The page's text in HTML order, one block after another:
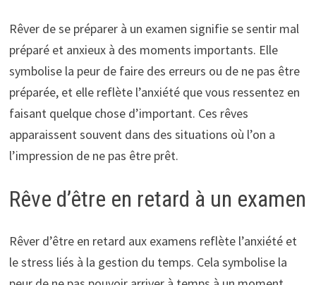
Rêver de se préparer à un examen signifie se sentir mal
préparé et anxieux à des moments importants. Elle
symbolise la peur de faire des erreurs ou de ne pas être
préparée, et elle reflète l’anxiété que vous ressentez en
faisant quelque chose d’important. Ces rêves
apparaissent souvent dans des situations où l’on a
l’impression de ne pas être prêt.
Rêve d’être en retard à un examen
Rêver d’être en retard aux examens reflète l’anxiété et
le stress liés à la gestion du temps. Cela symbolise la